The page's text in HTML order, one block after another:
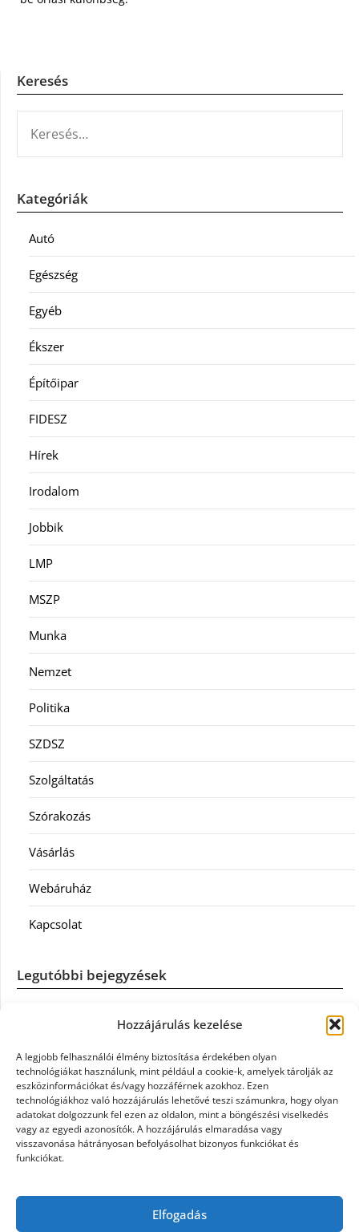
Hozzájárulás kezelése
A legjobb felhasználói élmény biztosítása érdekében olyan
technológiákat használunk, mint például a cookie-k, amelyek tárolják az
eszközinformációkat és/vagy hozzáférnek azokhoz. Ezen
technológiákhoz való hozzájárulás lehetővé teszi számunkra, hogy olyan
adatokat dolgozzunk fel ezen az oldalon, mint a böngészési viselkedés
vagy az egyedi azonosítók. A hozzájárulás elmaradása vagy
visszavonása hátrányosan befolyásolhat bizonyos funkciókat és
funkciókat.
Elfogadás
Keresés
Kategóriák
Autó
Egészség
Egyéb
Ékszer
Építőipar
FIDESZ
Hírek
Irodalom
Jobbik
LMP
MSZP
Munka
Nemzet
Politika
SZDSZ
Szolgáltatás
Szórakozás
Vásárlás
Webáruház
Kapcsolat
Legutóbbi bejegyzések
Casco szélvédőcsere: mikor éri meg a biztosítást igénybe
Könyvelés: mikor érdemes könyvelőt váltani?
Szövetkezeti jog: miért elengedhetetlen a szakszerű jogi
háttér a biztonságos működéshez
Munkajogi ügyvéd: miért nem érdemes várni a jogi
Tüll anyag: elegancia és sokoldalúság a Szakatex